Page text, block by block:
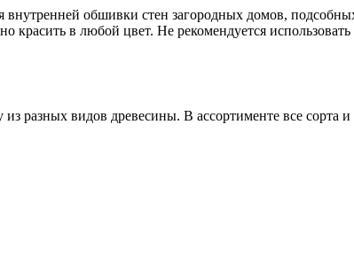
внутренней обшивки стен загородных домов,
в любой цвет. Не рекомендуется
разных видов древесины. В ассортименте все сорта